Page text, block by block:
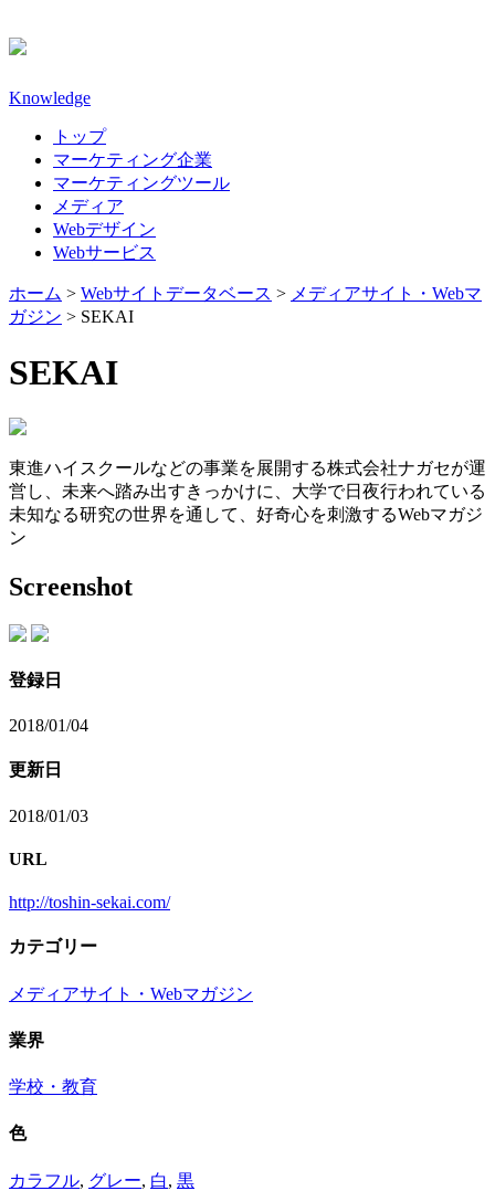
Knowledge
トップ
マーケティング企業
マーケティングツール
メディア
Webデザイン
Webサービス
ホーム > Webサイトデータベース > メディアサイト・Webマ
ガジン > SEKAI
SEKAI
東進ハイスクールなどの事業を展開する株式会社ナガセが運
営し、未来へ踏み出すきっかけに、大学で日夜行われている
未知なる研究の世界を通して、好奇心を刺激するWebマガジ
ン
Screenshot
登録日
2018/01/04
更新日
2018/01/03
URL
http://toshin-sekai.com/
カテゴリー
メディアサイト・Webマガジン
業界
学校・教育
色
カラフル, グレー, 白, 黒